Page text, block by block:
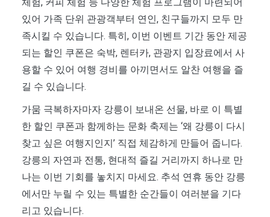
있어 가족 단위 관광객부터 연인, 친구들까지 모두 만
족시킬 수 있습니다. 특히, 이번 이벤트 기간 동안 제공
되는 할인 쿠폰은 숙박, 렌터카, 관광지 입장료에서 사
용할 수 있어 여행 경비를 아끼면서도 알찬 여행을 즐
길 수 있습니다.
가뭄 극복하자마자 강릉이 보내온 선물, 바로 이 특별
한 할인 쿠폰과 함께하는 문화 축제는 ‘왜 강릉이 다시
찾고 싶은 여행지인지’ 직접 체감하게 만들어 줍니다.
강릉의 자연과 전통, 현대적 즐길 거리까지 하나로 만
나는 이번 기회를 놓치지 마세요. 추석 연휴 동안 강릉
에서만 누릴 수 있는 특별한 순간들이 여러분을 기다
리고 있습니다.